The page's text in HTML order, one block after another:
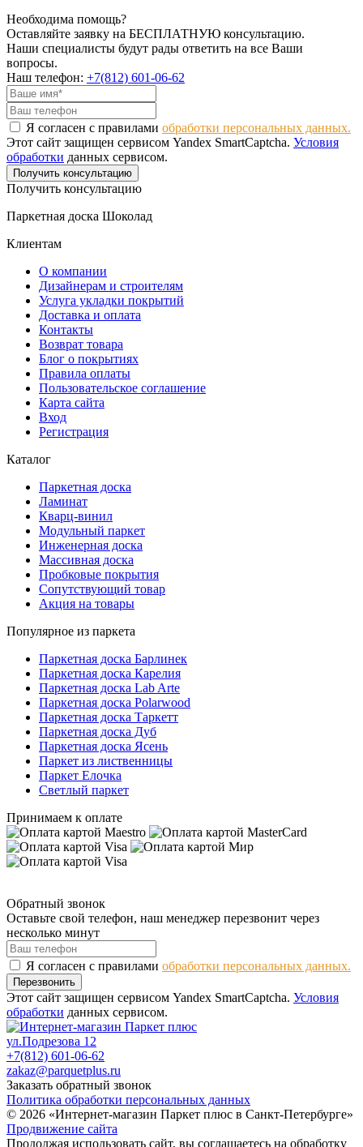
Необходима помощь?
Оставляйте заявку на БЕСПЛАТНУЮ консультацию.
Наши специалисты будут рады ответить на все Ваши
вопросы.
Наш телефон: +7(812) 601-06-62
Я согласен с правилами обработки персональных данных.
Этот сайт защищен сервисом Yandex SmartCaptcha. Условия
обработки данных сервисом.
Получить консультацию
Получить консультацию
Паркетная доска Шоколад
Клиентам
О компании
Дизайнерам и строителям
Услуга укладки покрытий
Доставка и оплата
Контакты
Возврат товара
Блог о покрытиях
Правила оплаты
Пользовательское соглашение
Карта сайта
Вход
Регистрация
Каталог
Паркетная доска
Ламинат
Кварц-винил
Модульный паркет
Инженерная доска
Массивная доска
Пробковые покрытия
Сопутствующий товар
Акция на товары
Популярное из паркета
Паркетная доска Барлинек
Паркетная доска Карелия
Паркетная доска Lab Arte
Паркетная доска Polarwood
Паркетная доска Таркетт
Паркетная доска Дуб
Паркетная доска Ясень
Паркет из лиственницы
Паркет Елочка
Светлый паркет
Принимаем к оплате
Обратный звонок
Оставьте свой телефон, наш менеджер перезвонит через
несколько минут
Я согласен с правилами обработки персональных данных.
Перезвонить
Этот сайт защищен сервисом Yandex SmartCaptcha. Условия
обработки данных сервисом.
ул.Подрезова 12
+7(812) 601-06-62
zakaz@parquetplus.ru
Заказать обратный звонок
Политика обработки персональных данных
© 2026 «Интернет-магазин Паркет плюс в Санкт-Петербурге»
Продвижение сайта
Продолжая использовать сайт, вы соглашаетесь на обработку